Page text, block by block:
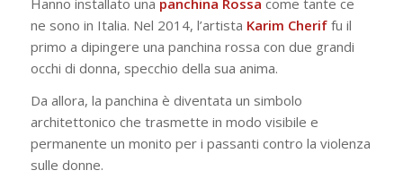
ne sono in Italia. Nel 2014, l’artista Karim Cheriffu il
primo a dipingere una panchina rossa con due grandi
occhi di donna, specchio della sua anima.
Da allora, la panchina è diventata un simbolo
architettonico che trasmette in modo visibile e
permanente un monito per i passanti contro la violenza
sulle donne.